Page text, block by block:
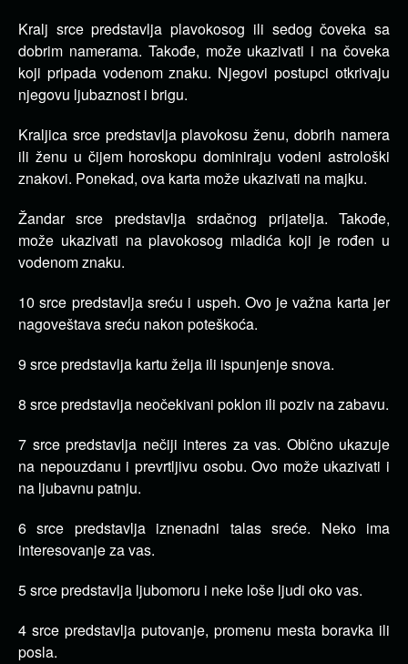
Kralj srce predstavlja plavokosog ili sedog čoveka sa
dobrim namerama. Takođe, može ukazivati i na čoveka
koji pripada vodenom znaku. Njegovi postupci otkrivaju
njegovu ljubaznost i brigu.
Kraljica srce predstavlja plavokosu ženu, dobrih namera
ili ženu u čijem horoskopu dominiraju vodeni astrološki
znakovi. Ponekad, ova karta može ukazivati na majku.
Žandar srce predstavlja srdačnog prijatelja. Takođe,
može ukazivati na plavokosog mladića koji je rođen u
vodenom znaku.
10 srce predstavlja sreću i uspeh. Ovo je važna karta jer
nagoveštava sreću nakon poteškoća.
9 srce predstavlja kartu želja ili ispunjenje snova.
8 srce predstavlja neočekivani poklon ili poziv na zabavu.
7 srce predstavlja nečiji interes za vas. Obično ukazuje
na nepouzdanu i prevrtljivu osobu. Ovo može ukazivati i
na ljubavnu patnju.
6 srce predstavlja iznenadni talas sreće. Neko ima
interesovanje za vas.
5 srce predstavlja ljubomoru i neke loše ljudi oko vas.
4 srce predstavlja putovanje, promenu mesta boravka ili
posla.